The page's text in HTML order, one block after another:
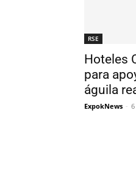
RSE
Hoteles
para
águila
ExpokNews -